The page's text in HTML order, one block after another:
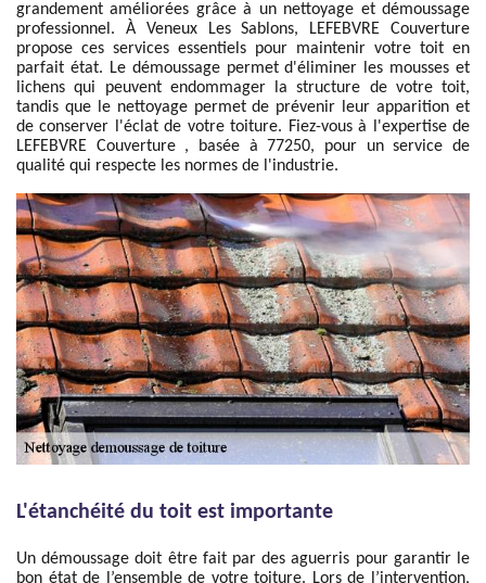
grandement améliorées grâce à un nettoyage et démoussage
professionnel. À Veneux Les Sablons, LEFEBVRE Couverture
propose ces services essentiels pour maintenir votre toit en
parfait état. Le démoussage permet d'éliminer les mousses et
lichens qui peuvent endommager la structure de votre toit,
tandis que le nettoyage permet de prévenir leur apparition et
de conserver l'éclat de votre toiture. Fiez-vous à l'expertise de
LEFEBVRE Couverture , basée à 77250, pour un service de
qualité qui respecte les normes de l'industrie.
L'étanchéité du toit est importante
Un démoussage doit être fait par des aguerris pour garantir le
bon état de l’ensemble de votre toiture. Lors de l’intervention,